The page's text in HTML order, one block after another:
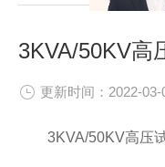
/ TECHNICAL
3KVA/50KV高
更新时间：2022-
3KVA/50KV高压试